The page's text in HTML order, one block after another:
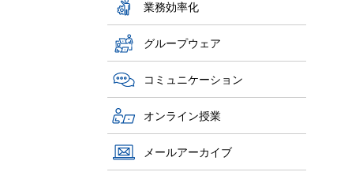
業務効率化
グループウェア
コミュニケーション
オンライン授業
メールアーカイブ